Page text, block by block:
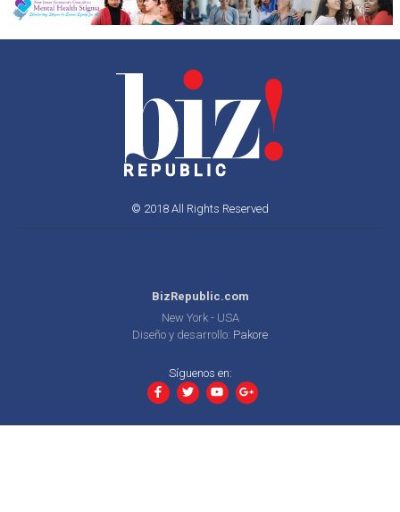
© 2018 All Rights Reserved
BizRepublic.com
New York - USA
Diseño y desarrollo: Pakore
Síguenos en: